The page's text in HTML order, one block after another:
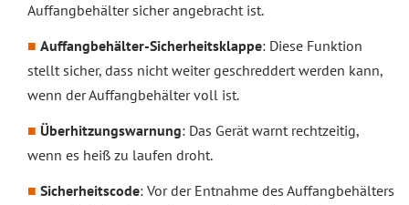
Auffangbehälter sicher angebracht ist.
Auffangbehälter-Sicherheitsklappe: Diese Funktion
stellt sicher, dass nicht weiter geschreddert werden kann,
wenn der Auffangbehälter voll ist.
Überhitzungswarnung: Das Gerät warnt rechtzeitig,
wenn es heiß zu laufen droht.
Sicherheitscode: Vor der Entnahme des Auffangbehälters